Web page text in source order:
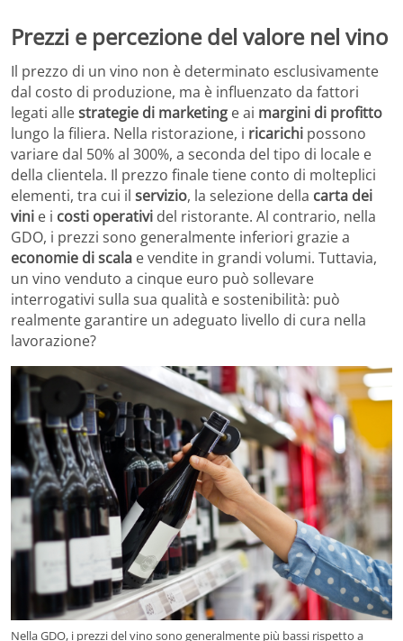
Prezzi e percezione del valore nel vino
Il prezzo di un vino non è determinato esclusivamente
dal costo di produzione, ma è influenzato da fattori
legati allestrategie di marketing e ai margini di profitto
lungo la filiera. Nella ristorazione, i ricarichi possono
variare dal 50% al 300%, a seconda del tipo di locale e
della clientela. Il prezzo finale tiene conto di molteplici
elementi, tra cui il servizio, la selezione della carta dei
vini e i costi operativi del ristorante. Al contrario, nella
GDO, i prezzi sono generalmente inferiori grazie a
economie di scala e vendite in grandi volumi. Tuttavia,
un vino venduto a cinque euro può sollevare
interrogativi sulla sua qualità e sostenibilità: può
realmente garantire un adeguato livello di cura nella
lavorazione?
Nella GDO, i prezzi del vino sono generalmente più bassi rispetto a